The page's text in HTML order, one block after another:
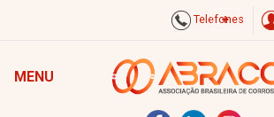
Telefones
MENU